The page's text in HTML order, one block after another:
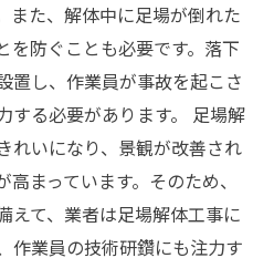
また、解体中に足場が倒れた
を防ぐことも必要です。落下
置し、作業員が事故を起こさ
する必要があります。 足場解
れいになり、景観が改善され
まっています。そのため、
えて、業者は足場解体工事に
作業員の技術研鑽にも注力す